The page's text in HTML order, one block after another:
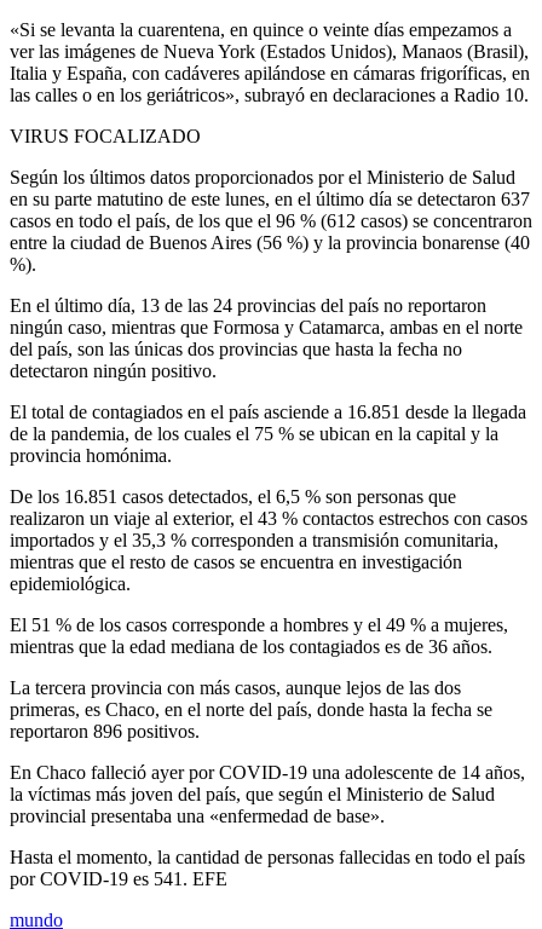
«Si se levanta la cuarentena, en quince o veinte días empezamos a
ver las imágenes de Nueva York (Estados Unidos), Manaos (Brasil),
Italia y España, con cadáveres apilándose en cámaras frigoríficas, en
las calles o en los geriátricos», subrayó en declaraciones a Radio 10.
VIRUS FOCALIZADO
Según los últimos datos proporcionados por el Ministerio de Salud
en su parte matutino de este lunes, en el último día se detectaron 637
casos en todo el país, de los que el 96 % (612 casos) se concentraron
entre la ciudad de Buenos Aires (56 %) y la provincia bonarense (40
%).
En el último día, 13 de las 24 provincias del país no reportaron
ningún caso, mientras que Formosa y Catamarca, ambas en el norte
del país, son las únicas dos provincias que hasta la fecha no
detectaron ningún positivo.
El total de contagiados en el país asciende a 16.851 desde la llegada
de la pandemia, de los cuales el 75 % se ubican en la capital y la
provincia homónima.
De los 16.851 casos detectados, el 6,5 % son personas que
realizaron un viaje al exterior, el 43 % contactos estrechos con casos
importados y el 35,3 % corresponden a transmisión comunitaria,
mientras que el resto de casos se encuentra en investigación
epidemiológica.
El 51 % de los casos corresponde a hombres y el 49 % a mujeres,
mientras que la edad mediana de los contagiados es de 36 años.
La tercera provincia con más casos, aunque lejos de las dos
primeras, es Chaco, en el norte del país, donde hasta la fecha se
reportaron 896 positivos.
En Chaco falleció ayer por COVID-19 una adolescente de 14 años,
la víctimas más joven del país, que según el Ministerio de Salud
provincial presentaba una «enfermedad de base».
Hasta el momento, la cantidad de personas fallecidas en todo el país
por COVID-19 es 541. EFE
mundo